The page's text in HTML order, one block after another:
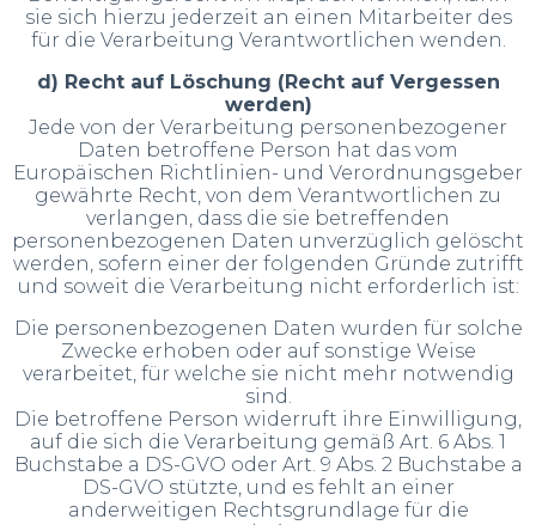
sie sich hierzu jederzeit an einen Mitarbeiter des
für die Verarbeitung Verantwortlichen wenden.
d) Recht auf Löschung (Recht auf Vergessen
werden)
Jede von der Verarbeitung personenbezogener
Daten betroffene Person hat das vom
Europäischen Richtlinien- und Verordnungsgeber
gewährte Recht, von dem Verantwortlichen zu
verlangen, dass die sie betreffenden
personenbezogenen Daten unverzüglich gelöscht
werden, sofern einer der folgenden Gründe zutrifft
und soweit die Verarbeitung nicht erforderlich ist:
Die personenbezogenen Daten wurden für solche
Zwecke erhoben oder auf sonstige Weise
verarbeitet, für welche sie nicht mehr notwendig
sind.
Die betroffene Person widerruft ihre Einwilligung,
auf die sich die Verarbeitung gemäß Art. 6 Abs. 1
Buchstabe a DS-GVO oder Art. 9 Abs. 2 Buchstabe a
DS-GVO stützte, und es fehlt an einer
anderweitigen Rechtsgrundlage für die